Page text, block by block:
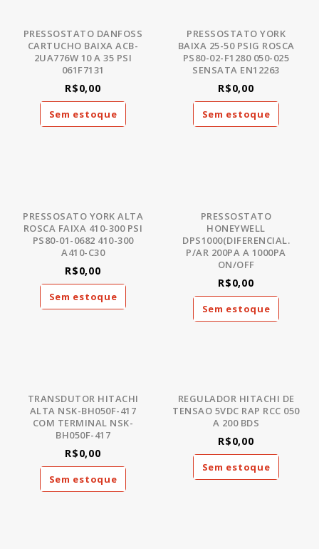
PRESSOSTATO DANFOSS
CARTUCHO BAIXA ACB-
2UA776W 10 A 35 PSI
061F7131
R$0,00
Sem estoque
PRESSOSTATO YORK
BAIXA 25-50 PSIG ROSCA
PS80-02-F1280 050-025
SENSATA EN12263
R$0,00
Sem estoque
PRESSOSATO YORK ALTA
ROSCA FAIXA 410-300 PSI
PS80-01-0682 410-300
A410-C30
R$0,00
Sem estoque
PRESSOSTATO
HONEYWELL
DPS1000(DIFERENCIAL.
P/AR 200PA A 1000PA
ON/OFF
R$0,00
Sem estoque
TRANSDUTOR HITACHI
ALTA NSK-BH050F-417
COM TERMINAL NSK-
BH050F-417
R$0,00
Sem estoque
REGULADOR HITACHI DE
TENSAO 5VDC RAP RCC 050
A 200 BDS
R$0,00
Sem estoque